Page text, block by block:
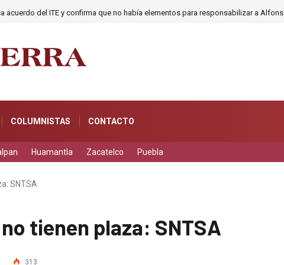
acuerdo del ITE y confirma que no había elementos para responsabilizar a
COLUMNISTAS CONTACTO
Huamantla Zacatelco Puebla
SNTSA
tienen plaza: SNTSA
313